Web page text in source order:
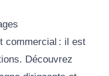
commercial : il est
Découvrez